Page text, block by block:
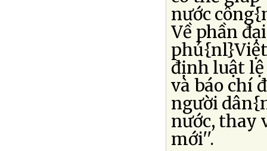
nước
Về phần
định luật
và báo chí
người
nước, thay
mới''.